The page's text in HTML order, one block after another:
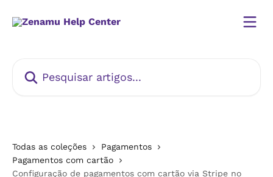
Todas as coleções
Pagamentos
Pagamentos com cartão
Configuração de pagamentos com cartão via Stripe no